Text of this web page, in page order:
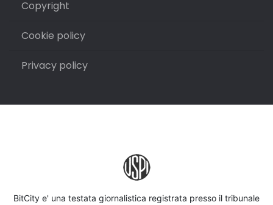
Copyright
Cookie policy
Privacy policy
BitCity e' una testata giornalistica registrata presso il tribunale